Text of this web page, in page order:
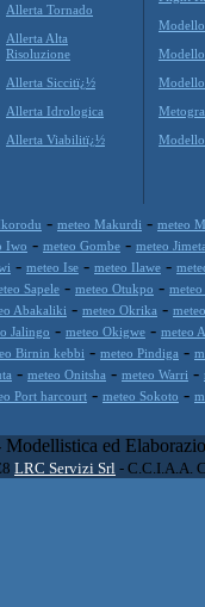
Allerta Tornado
Allerta Alta
Risoluzione
Allerta Siccitï¿½
Allerta Idrologica
Allerta Viabilitï¿½
Modello
- meteo Makurdi - meteo
Iwo - meteo Gombe - meteo
- meteo Ise - meteo Ilawe -
Sapele - meteo Otukpo -
Abakaliki - meteo Okrika -
Jalingo - meteo Okigwe - meteo
Birnin kebbi - meteo Pindiga -
- meteo Onitsha - meteo Warri -
Port harcourt - meteo Sokoto -
Modellistica ed
LRC Servizi Srl - C.C.I.A.A.